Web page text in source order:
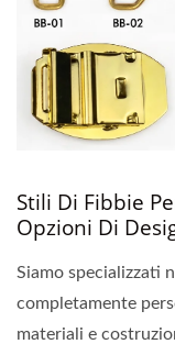
Stili Di Fibbie
Opzioni Di
Siamo specializzati
completamente
materiali e